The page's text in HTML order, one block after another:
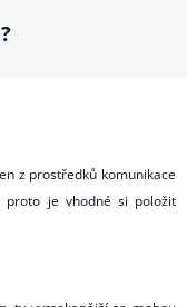
z prostředků komunikace
proto je vhodné si položit